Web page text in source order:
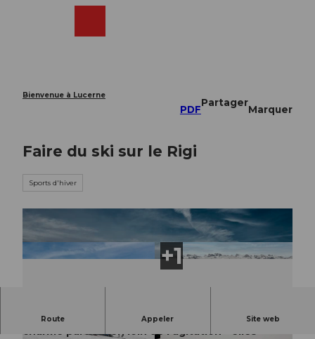
Bienvenue à Lucerne
PDF
Partager
Marquer
Faire du ski sur le Rigi
Sports d'hiver
Route Appeler Site web
Les petites stations de ski familiales dégagent un
charme particulier, loin de l'agitation - elles